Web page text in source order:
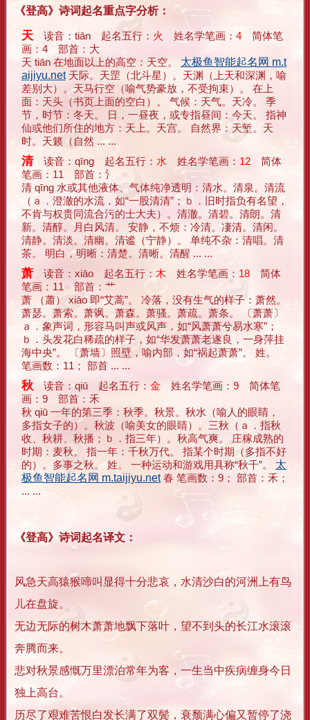
《登高》诗词起名重点字分析：
天 读音：tiān 起名五行： 火 姓名学笔画： 4 简体笔
画：4 部首：大
天 tiān 在地面以上的高空：天空。 太极鱼智能起名网 m.t
aijiyu.net天际。天罡（北斗星）。天渊（上天和深渊，喻
差别大）。天马行空（喻气势豪放，不受拘束）。 在上
面：天头（书页上面的空白）。 气候：天气。天冷。 季
节，时节：冬天。 日，一昼夜，或专指昼间：今天。 指神
仙或他们所住的地方：天上。天宫。 自然界：天堑。天
时。天籁（自然 ... ...
清读音：qīng 起名五行： 水 姓名学笔画： 12 简体
笔画：11 部首：氵
清 qīng 水或其他液体、气体纯净透明：清水。清泉。清流
（ａ．澄澈的水流，如“一股清清”；ｂ．旧时指负有名望，
不肯与权贵同流合污的士大夫）。清澈。清碧。清朗。清
新。清醇。月白风清。 安静，不烦：冷清。凄清。清闲。
清静。清淡。清幽。清谧（宁静）。 单纯不杂：清唱。清
茶。 明白，明晰：清楚。清晰。清醒 ... ...
萧 读音：xiāo 起名五行： 木 姓名学笔画： 18 简体
笔画：11 部首：艹
萧 （蕭） xiāo 即“艾蒿”。 冷落，没有生气的样子：萧然。
萧瑟。萧索。萧飒。萧森。萧骚。萧疏。萧条。 〔萧萧〕
ａ．象声词，形容马叫声或风声，如“风萧萧兮易水寒”；
ｂ．头发花白稀疏的样子，如“华发萧萧老遂良，一身萍挂
海中央”。 〔萧墙〕照壁，喻内部，如“祸起萧萧”。 姓。
笔画数：11； 部首 ... ...
秋 读音：qiū 起名五行： 金 姓名学笔画： 9 简体笔
画：9 部首：禾
秋 qiū 一年的第三季：秋季。秋景。秋水（喻人的眼睛，
多指女子的）。秋波（喻美女的眼睛）。三秋（ａ．指秋
收、秋耕、秋播；ｂ．指三年）。秋高气爽。 庄稼成熟的
时期：麦秋。 指一年：千秋万代。 指某个时期（多指不好
的）。多事之秋。 姓。 一种运动和游戏用具称“秋千”。 太
极鱼智能起名网 m.taijiyu.net春 笔画数：9； 部首：禾；
... ...
《登高》诗词起名译文：
风急天高猿猴啼叫显得十分悲哀，水清沙白的河洲上有鸟
儿在盘旋。
无边无际的树木萧萧地飘下落叶，望不到头的长江水滚滚
奔腾而来。
悲对秋景感慨万里漂泊常年为客，一生当中疾病缠身今日
独上高台。
历尽了艰难苦恨白发长满了双鬓，衰颓满心偏又暂停了浇